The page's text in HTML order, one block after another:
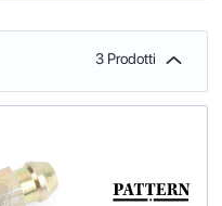
3 Prodotti